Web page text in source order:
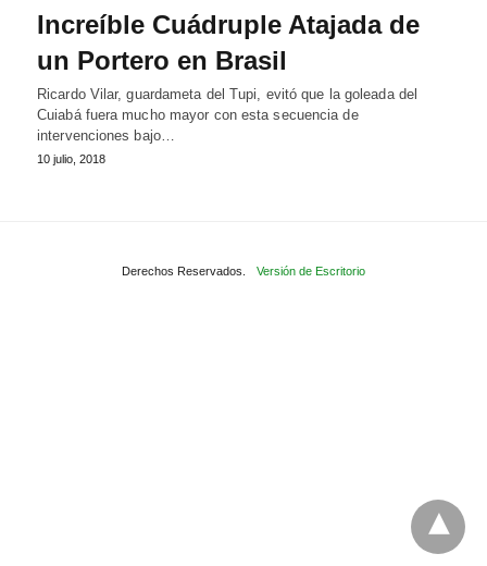
Increíble Cuádruple Atajada de
un Portero en Brasil
Ricardo Vilar, guardameta del Tupi, evitó que la goleada del
Cuiabá fuera mucho mayor con esta secuencia de
intervenciones bajo…
10 julio, 2018
Derechos Reservados. Versión de Escritorio